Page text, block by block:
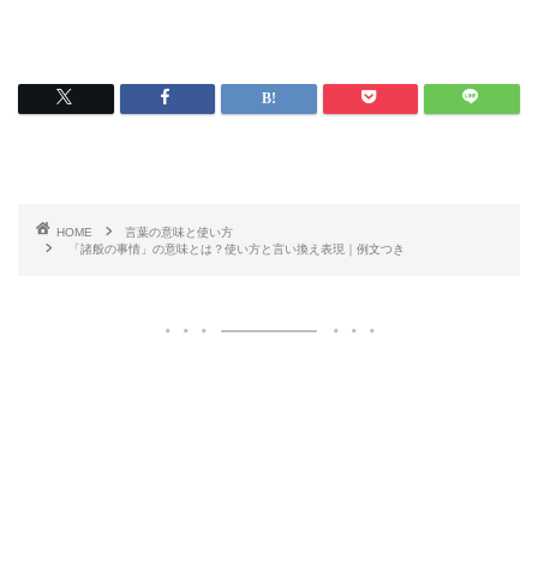
HOME
言葉の意味と使い方
「諸般の事情」の意味とは？使い方と言い換え表現｜例文つき